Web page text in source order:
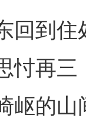
到住
忖再
岖的